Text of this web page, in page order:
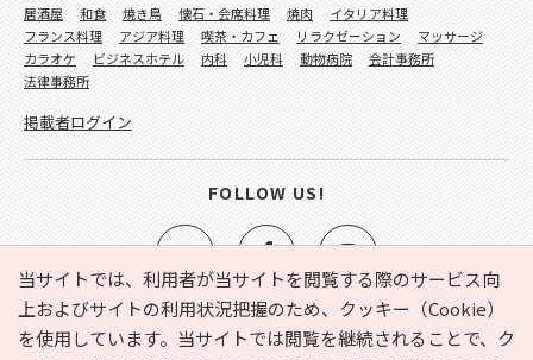
当サイトでは、利用者が当サイトを閲覧する際のサービス向
上およびサイトの利用状況把握のため、クッキー（Cookie）
を使用しています。当サイトでは閲覧を継続されることで、ク
e-NAVITA（イーナビタ）とは？ お気に入り
ヘルプ
居酒屋 和食 焼き鳥 懐石・会席料理 焼肉
イタリア料理
フランス料理
アジア料理 喫茶・カフェ リラクゼーション
マッサージ
カラオケ
ビジネスホテル 内科 小児科 動物病院
会計事務所
法律事務所
掲載者ログイン
FOLLOW US!